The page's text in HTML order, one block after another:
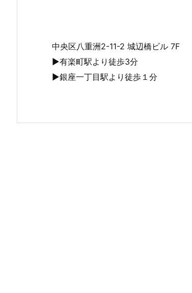
中央区八重洲2-11-2 城辺橋ビル 7F
▶有楽町駅より徒歩3分
▶銀座一丁目駅より徒歩１分